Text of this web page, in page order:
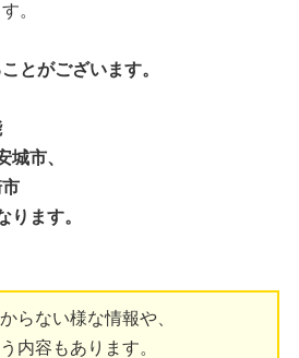
。
とがございます。
城市、
ります。
らない様な情報や、
内容もあります。